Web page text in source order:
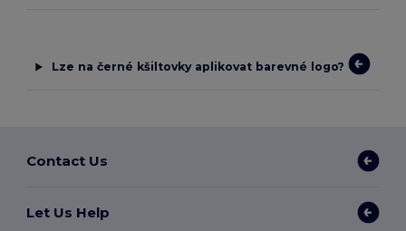
Lze na černé kšiltovky aplikovat barevné logo?
Contact Us
Let Us Help